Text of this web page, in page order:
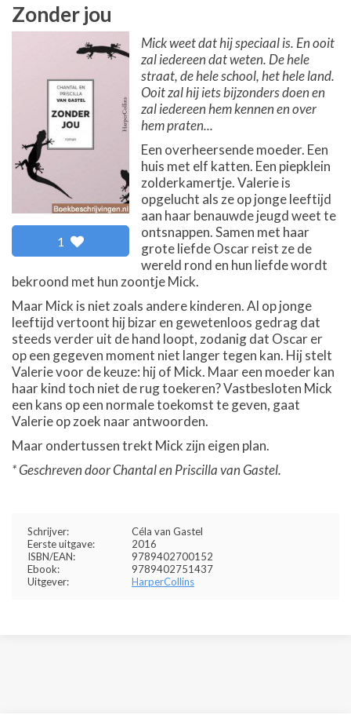
Zonder jou
1
Mick weet dat hij speciaal is. En ooit
zal iedereen dat weten. De hele
straat, de hele school, het hele land.
Ooit zal hij iets bijzonders doen en
zal iedereen hem kennen en over
hem praten...
Een overheersende moeder. Een
huis met elf katten. Een piepklein
zolderkamertje. Valerie is
opgelucht als ze op jonge leeftijd
aan haar benauwde jeugd weet te
ontsnappen. Samen met haar
grote liefde Oscar reist ze de
wereld rond en hun liefde wordt
bekroond met hun zoontje Mick.
Maar Mick is niet zoals andere kinderen. Al op jonge
leeftijd vertoont hij bizar en gewetenloos gedrag dat
steeds verder uit de hand loopt, zodanig dat Oscar er
op een gegeven moment niet langer tegen kan. Hij stelt
Valerie voor de keuze: hij of Mick. Maar een moeder kan
haar kind toch niet de rug toekeren? Vastbesloten Mick
een kans op een normale toekomst te geven, gaat
Valerie op zoek naar antwoorden.
Maar ondertussen trekt Mick zijn eigen plan.
* Geschreven door Chantal en Priscilla van Gastel.
Schrijver:
Céla van Gastel
Eerste uitgave:
2016
ISBN/EAN:
9789402700152
Ebook:
9789402751437
Uitgever:
HarperCollins